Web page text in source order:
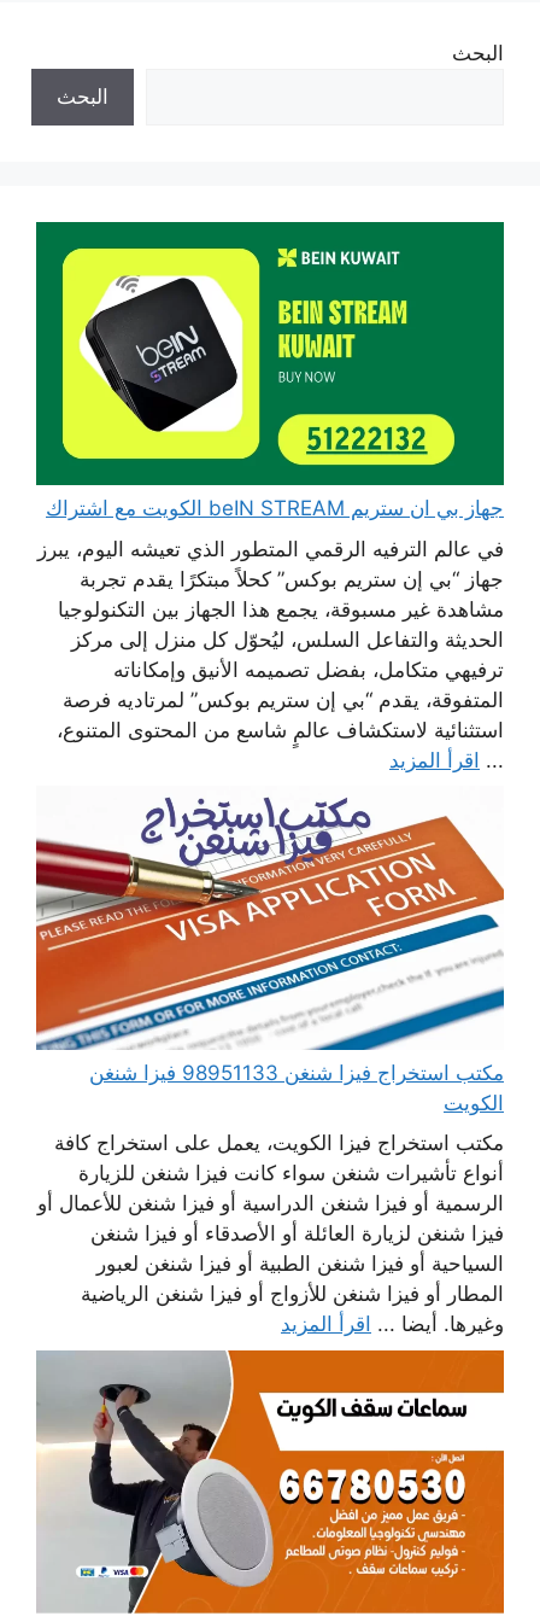
البحث
البحث
جهاز بي ان ستريم beIN STREAM الكويت مع اشتراك
في عالم الترفيه الرقمي المتطور الذي تعيشه اليوم، يبرز
جهاز “بي إن ستريم بوكس” كحلاً مبتكرًا يقدم تجربة
مشاهدة غير مسبوقة، يجمع هذا الجهاز بين التكنولوجيا
الحديثة والتفاعل السلس، ليُحوّل كل منزل إلى مركز
ترفيهي متكامل، بفضل تصميمه الأنيق وإمكاناته
المتفوقة، يقدم “بي إن ستريم بوكس” لمرتاديه فرصة
استثنائية لاستكشاف عالمٍ شاسع من المحتوى المتنوع،
... اقرأ المزيد
مكتب استخراج فيزا شنغن 98951133 فيزا شنغن
الكويت
مكتب استخراج فيزا الكويت، يعمل على استخراج كافة
أنواع تأشيرات شنغن سواء كانت فيزا شنغن للزيارة
الرسمية أو فيزا شنغن الدراسية أو فيزا شنغن للأعمال أو
فيزا شنغن لزيارة العائلة أو الأصدقاء أو فيزا شنغن
السياحية أو فيزا شنغن الطبية أو فيزا شنغن لعبور
المطار أو فيزا شنغن للأزواج أو فيزا شنغن الرياضية
وغيرها. أيضا ... اقرأ المزيد